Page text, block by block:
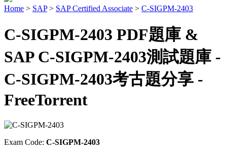
Home > SAP> SAP Certified Associate > C-SIGPM-2403
C-SIGPM-2403 PDF題庫 &
SAP C-SIGPM-2403測試題庫 -
C-SIGPM-2403考古題分享 -
FreeTorrent
Exam Code: C-SIGPM-2403